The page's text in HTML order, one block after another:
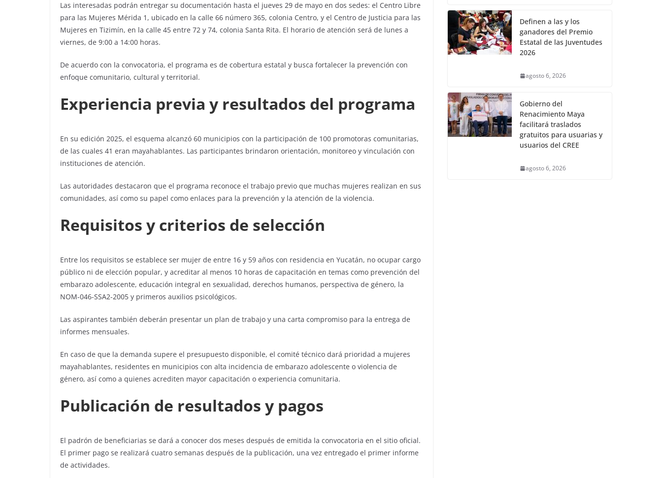
Las interesadas podrán entregar su documentación hasta el jueves 29 de mayo en dos sedes: el Centro Libre
para las Mujeres Mérida 1, ubicado en la calle 66 número 365, colonia Centro, y el Centro de Justicia para las
Mujeres en Tizimín, en la calle 45 entre 72 y 74, colonia Santa Rita. El horario de atención será de lunes a
viernes, de 9:00 a 14:00 horas.
De acuerdo con la convocatoria, el programa es de cobertura estatal y busca fortalecer la prevención con
enfoque comunitario, cultural y territorial.
Experiencia previa y resultados del programa
En su edición 2025, el esquema alcanzó 60 municipios con la participación de 100 promotoras comunitarias,
de las cuales 41 eran mayahablantes. Las participantes brindaron orientación, monitoreo y vinculación con
instituciones de atención.
Las autoridades destacaron que el programa reconoce el trabajo previo que muchas mujeres realizan en sus
comunidades, así como su papel como enlaces para la prevención y la atención de la violencia.
Requisitos y criterios de selección
Entre los requisitos se establece ser mujer de entre 16 y 59 años con residencia en Yucatán, no ocupar cargo
público ni de elección popular, y acreditar al menos 10 horas de capacitación en temas como prevención del
embarazo adolescente, educación integral en sexualidad, derechos humanos, perspectiva de género, la
NOM-046-SSA2-2005 y primeros auxilios psicológicos.
Las aspirantes también deberán presentar un plan de trabajo y una carta compromiso para la entrega de
informes mensuales.
En caso de que la demanda supere el presupuesto disponible, el comité técnico dará prioridad a mujeres
mayahablantes, residentes en municipios con alta incidencia de embarazo adolescente o violencia de
género, así como a quienes acrediten mayor capacitación o experiencia comunitaria.
Publicación de resultados y pagos
El padrón de beneficiarias se dará a conocer dos meses después de emitida la convocatoria en el sitio oficial.
El primer pago se realizará cuatro semanas después de la publicación, una vez entregado el primer informe
de actividades.
Definen a las y los
ganadores del Premio
Estatal de las Juventudes
2026
agosto 6, 2026
Gobierno del
Renacimiento Maya
facilitará traslados
gratuitos para usuarias y
usuarios del CREE
agosto 6, 2026